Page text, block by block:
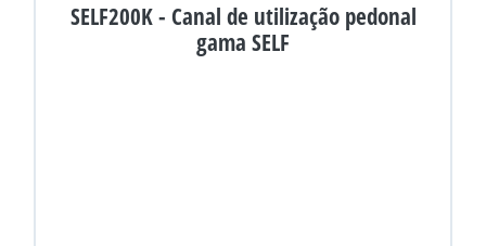
SELF200K - Canal de utilização pedonal
gama SELF